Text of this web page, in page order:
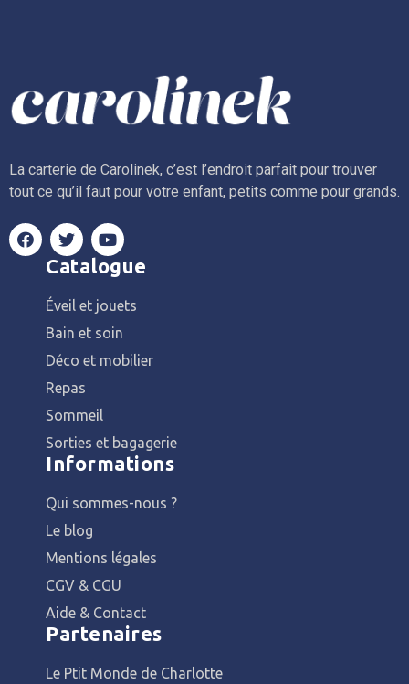
La carterie de Carolinek, c’est l’endroit parfait pour trouver
tout ce qu’il faut pour votre enfant, petits comme pour grands.
Catalogue
Éveil et jouets
Bain et soin
Déco et mobilier
Repas
Sommeil
Sorties et bagagerie
Informations
Qui sommes-nous ?
Le blog
Mentions légales
CGV & CGU
Aide & Contact
Partenaires
Le Ptit Monde de Charlotte